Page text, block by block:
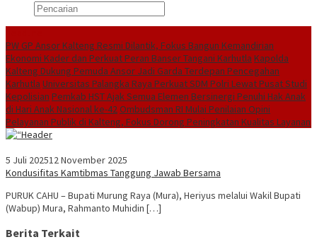
PW GP Ansor Kalteng Resmi Dilantik, Fokus Bangun Kemandirian
Ekonomi Kader dan Perkuat Peran Banser Tangani Karhutla Kapolda
Kalteng Dukung Pemuda Ansor Jadi Garda Terdepan Pencegahan
Karhutla Universitas Palangka Raya Perkuat SDM Polri Lewat Pusat Studi
Kepolisian Pemkab HST Ajak Semua Elemen Bersinergi Penuhi Hak Anak
di Hari Anak Nasional ke-42 Ombudsman RI Mulai Penilaian Opini
Pelayanan Publik di Kalteng, Fokus Dorong Peningkatan Kualitas Layanan
5 Juli 202512 November 2025
Kondusifitas Kamtibmas Tanggung Jawab Bersama
PURUK CAHU – Bupati Murung Raya (Mura), Heriyus melalui Wakil Bupati
(Wabup) Mura, Rahmanto Muhidin […]
Berita Terkait